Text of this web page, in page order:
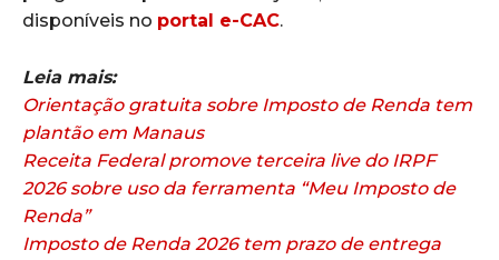
disponíveis no portal e-CAC.
Leia mais:
Orientação gratuita sobre Imposto de Renda tem
plantão em Manaus
Receita Federal promove terceira live do IRPF
2026 sobre uso da ferramenta “Meu Imposto de
Renda”
Imposto de Renda 2026 tem prazo de entrega